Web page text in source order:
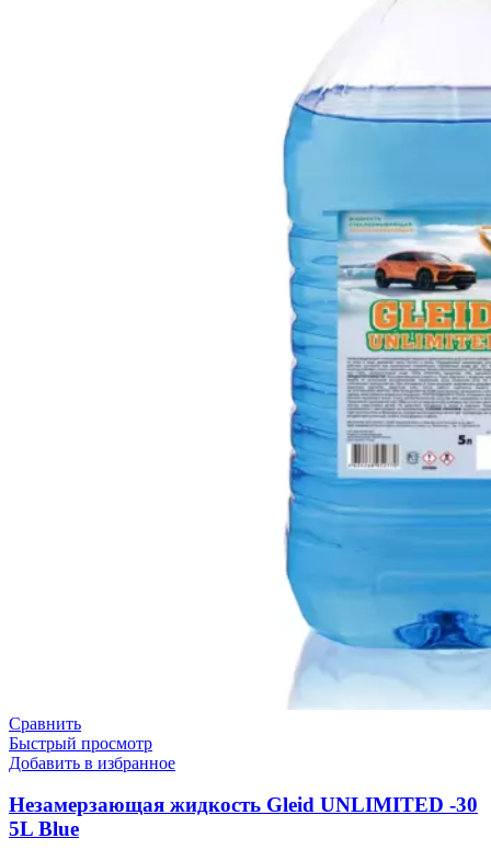
Сравнить
Быстрый просмотр
Добавить в избранное
Незамерзающая жидкость Gleid UNLIMITED -30
5L Blue